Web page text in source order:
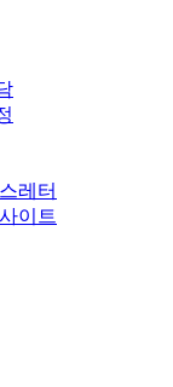
레터
이트